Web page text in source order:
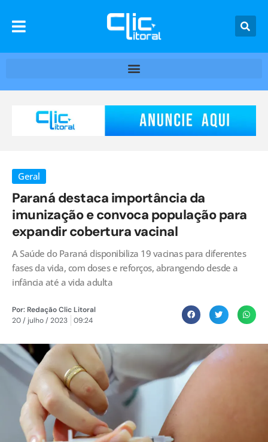
Geral
Paraná destaca importância da
imunização e convoca população para
expandir cobertura vacinal
A Saúde do Paraná disponibiliza 19 vacinas para diferentes
fases da vida, com doses e reforços, abrangendo desde a
infância até a vida adulta
Por:Redação Clic Litoral
20 / julho / 2023
09:24